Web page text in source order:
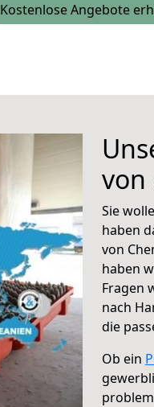
Kostenlose Angebote
von
Sie
haben
von
haben
Fragen
nach
die
Ob ein